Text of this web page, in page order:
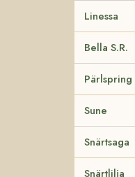
Linessa
Bella S.R.
Pärlspring
Sune
Snärtsaga
Snärtlilja